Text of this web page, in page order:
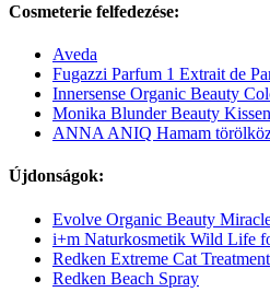
Cosmeterie felfedezése:
Aveda
Fugazzi Parfum 1 Extrait de
Innersense Organic Beauty
Monika Blunder Beauty
ANNA ANIQ Hamam
Újdonságok:
Evolve Organic Beauty
i+m Naturkosmetik Wild Life
Redken Extreme Cat Treatment
Redken Beach Spray